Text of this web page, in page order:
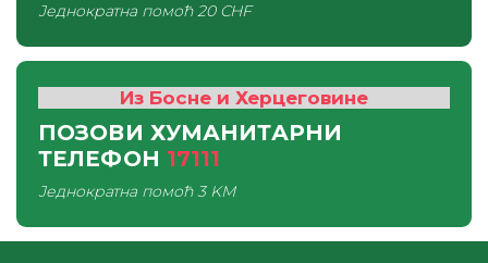
Једнократна помоћ20 CHF
Из Босне и Херцеговине
ПОЗОВИ ХУМАНИТАРНИ
ТЕЛЕФОН 17111
Једнократна помоћ3 KM